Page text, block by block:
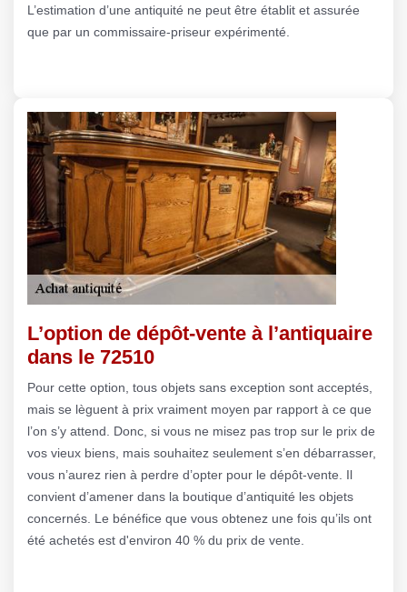
L’estimation d’une antiquité ne peut être établit et assurée
que par un commissaire-priseur expérimenté.
L’option de dépôt-vente à l’antiquaire
dans le 72510
Pour cette option, tous objets sans exception sont acceptés,
mais se lèguent à prix vraiment moyen par rapport à ce que
l’on s’y attend. Donc, si vous ne misez pas trop sur le prix de
vos vieux biens, mais souhaitez seulement s’en débarrasser,
vous n’aurez rien à perdre d’opter pour le dépôt-vente. Il
convient d’amener dans la boutique d’antiquité les objets
concernés. Le bénéfice que vous obtenez une fois qu’ils ont
été achetés est d'environ 40 % du prix de vente.